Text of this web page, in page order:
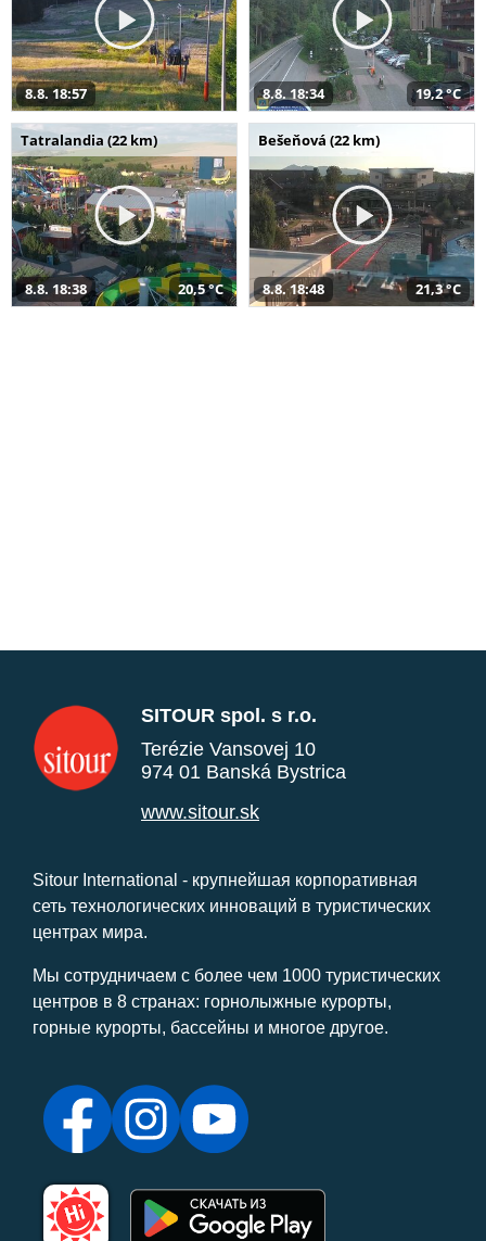
8.8. 18:57 8.8. 18:34 19,2 °C
Tatralandia (22 km)
8.8. 18:38 20,5 °C
Bešeňová (22 km)
8.8. 18:48 21,3 °C
SITOUR spol. s r.o.
Terézie Vansovej 10
974 01 Banská Bystrica
www.sitour.sk
Sitour International - крупнейшая корпоративная
сеть технологических инноваций в туристических
центрах мира.
Мы сотрудничаем с более чем 1000 туристических
центров в 8 странах: горнолыжные курорты,
горные курорты, бассейны и многое другое.